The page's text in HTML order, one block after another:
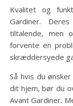
Kvalitet og
Gardiner.
tiltalende, men
forvente en
skræddersyede
Så hvis du
dit hjem, bør du
Avant Gardiner.